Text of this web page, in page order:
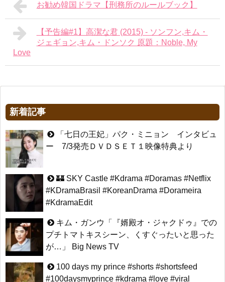
お勧め韓国ドラマ【刑務所のルールブック】
【予告編#1】高潔な君 (2015) - ソンフン,キム・
ジェギョン,キム・ドンソク 原題：Noble, My
Love
新着記事
「七日の王妃」パク・ミニョン インタビュ
ー 7/3発売ＤＶＤＳＥＴ１映像特典より
🏰 SKY Castle #Kdrama #Doramas #Netflix
#KDramaBrasil #KoreanDrama #Dorameira
#KdramaEdit
キム・ガンウ「『婿殿オ・ジャクドゥ』での
プチトマトキスシーン、くすぐったいと思った
が…」 Big News TV
100 days my prince #shorts #shortsfeed
#100daysmyprince #kdrama #love #viral